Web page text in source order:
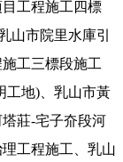
工程施工四標
山市院里水庫引
工三標段施工
工地)、乳山市黃
莊-宅子夼段河
工程施工、乳山